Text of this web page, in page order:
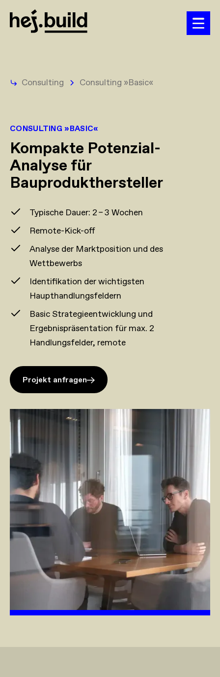
Consulting Consulting »Basic«
CONSULTING »BASIC«
Kompakte Potenzial-
Analyse für
Bauprodukthersteller
Typische Dauer: 2 – 3 Wochen
Remote-Kick-off
Analyse der Marktposition und des
Wettbewerbs
Identifikation der wichtigsten
Haupthandlungsfeldern
Basic Strategieentwicklung und
Ergebnispräsentation für max. 2
Handlungsfelder, remote
Projekt anfragen